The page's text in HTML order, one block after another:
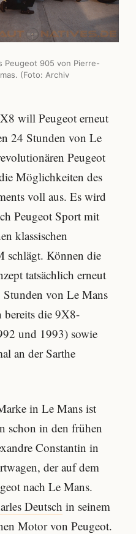
Peugeot 905 von Pierre-
(Foto: Archiv
will Peugeot erneut
24 Stunden von Le
Peugeot
Möglichkeiten des
voll aus. Es wird
Peugeot Sport mit
klassischen
schlägt. Können die
tatsächlich erneut
von Le Mans
bereits die 9X8-
und 1993) sowie
an der Sarthe
in Le Mans ist
schon in den frühen
Constantin in
der auf dem
nach Le Mans.
Deutsch in seinem
Motor von Peugeot.